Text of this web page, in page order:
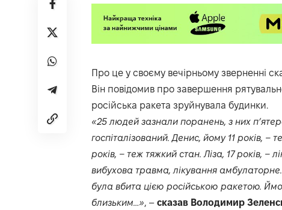
Про це у своєму вечірньому зверненні
Він повідомив про завершення
російська ракета зруйнувала будинки.
«25 людей зазнали поранень, з них
госпіталізований. Денис, йому 11 років, –
років, – теж тяжкий стан. Ліза, 17 років, –
вибухова травма, лікування амбулаторне.
була вбита цією російською ракетою.
близьким…», – сказав Володимир